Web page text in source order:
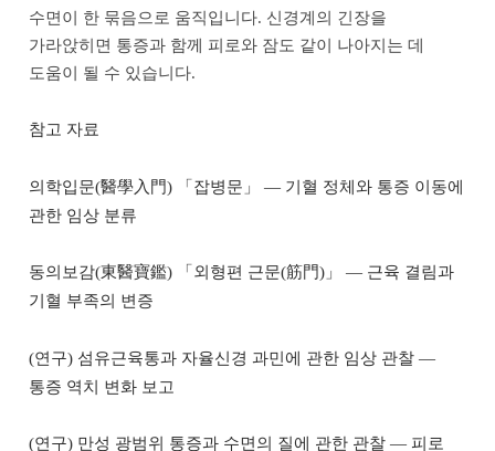
수면이 한 묶음으로 움직입니다. 신경계의 긴장을
가라앉히면 통증과 함께 피로와 잠도 같이 나아지는 데
도움이 될 수 있습니다.
참고 자료
의학입문(醫學入門) 「잡병문」 — 기혈 정체와 통증 이동에
관한 임상 분류
동의보감(東醫寶鑑) 「외형편 근문(筋門)」 — 근육 결림과
기혈 부족의 변증
(연구) 섬유근육통과 자율신경 과민에 관한 임상 관찰 —
통증 역치 변화 보고
(연구) 만성 광범위 통증과 수면의 질에 관한 관찰 — 피로